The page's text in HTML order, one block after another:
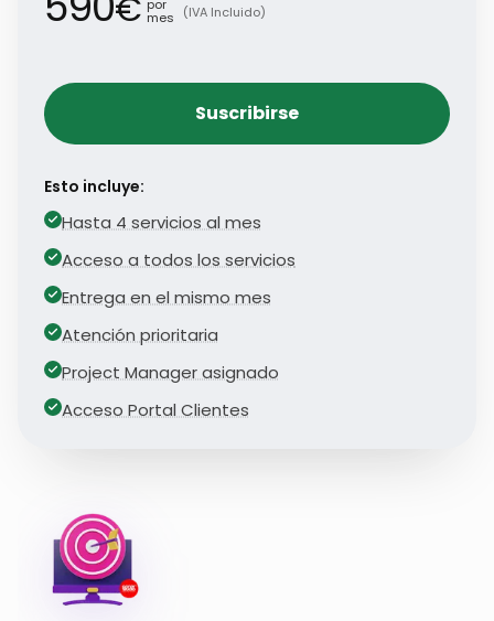
€ por
mes (IVA Incluido)
Suscribirse
Esto incluye:
Hasta 4 servicios al mes
Acceso a todos los servicios
Entrega en el mismo mes
Atención prioritaria
Project Manager asignado
Acceso Portal Clientes